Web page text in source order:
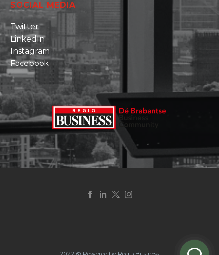
SOCIAL MEDIA
Twitter
LinkedIn
Instagram
Facebook
2022 © Powered by Regio Business